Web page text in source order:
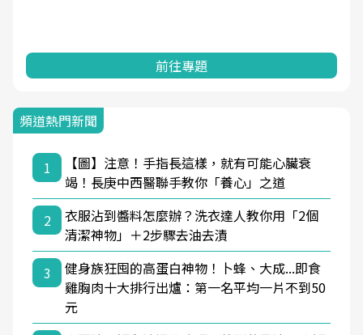
頻道熱門新聞
1
【圖】注意！手指長這樣，就有可能心臟衰
竭！長庚中西醫聯手教你「養心」之道
2
衣服沾到醬料怎麼辦？洗衣達人教你用「2個
清潔神物」＋2步驟去油去漬
3
健身族狂囤的高蛋白神物！卜蜂、大成...即食
雞胸肉十大排行出爐：第一名平均一片不到50
元